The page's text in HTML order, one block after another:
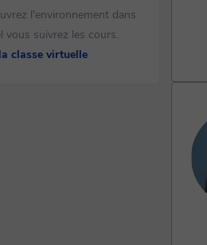
l'environnement dans
vous suivrez les cours.
classe virtuelle